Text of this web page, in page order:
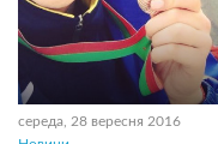
середа, 28 вересня 2016